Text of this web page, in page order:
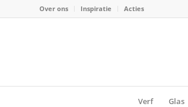
Over ons Inspiratie Acties
Verf Glas